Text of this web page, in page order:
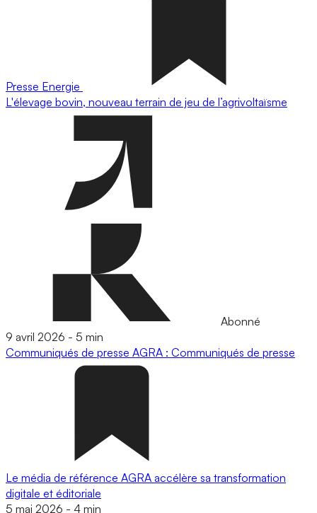
Presse Energie
L'élevage bovin, nouveau terrain de jeu de l’agrivoltaïsme
Abonné
9 avril 2026 - 5 min
Communiqués de presse AGRA : Communiqués de presse
Le média de référence AGRA accélère sa transformation
digitale et éditoriale
5 mai 2026 - 4 min